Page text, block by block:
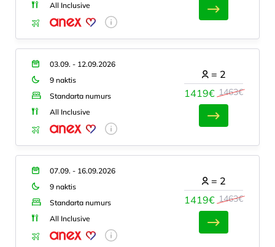
All Inclusive
03.09. - 12.09.2026
9 naktis
Standarta numurs
All Inclusive
1419€ 1463€
= 2
07.09. - 16.09.2026
9 naktis
Standarta numurs
All Inclusive
1419€ 1463€
= 2